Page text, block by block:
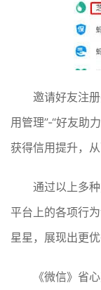
邀请好友注
用管理”-“好友助
获得信用提升，
通过以上多
平台上的各项行
星星，展现出更优
《微信》省